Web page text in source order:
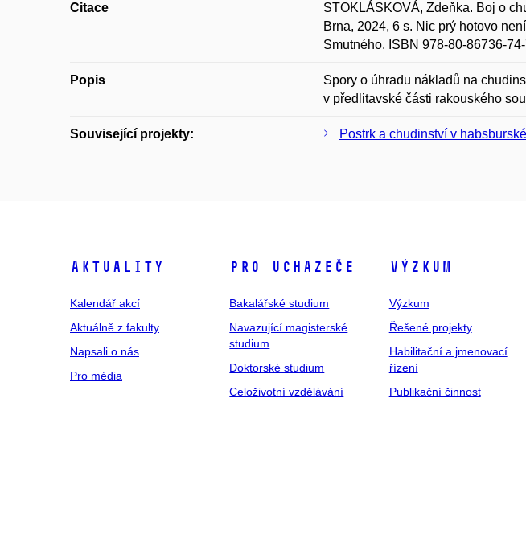
Citace
STOKLÁSKOVÁ, Zdeňka. Boj o
Brna, 2024, 6 s. Nic prý hotovo
Smutného. ISBN 978-80-86736-
Popis
Spory o úhradu nákladů na
v předlitavské části rakouského
Související projekty: Postrk a chudinství v
Aktuality
Kalendář akcí
Aktuálně z fakulty
Napsali o nás
Pro média
Pro uchazeče
Bakalářské studium
Navazující magisterské
studium
Doktorské studium
Celoživotní vzdělávání
Výzkum
Výzkum
Řešené projekty
Habilitační a jmenovací
řízení
Publikační činnost